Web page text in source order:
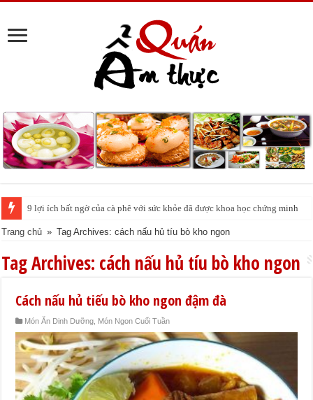
9 lợi ích bất ngờ của cà phê với sức khỏe đã được khoa học chứng minh
Trang chủ » Tag Archives: cách nấu hủ tíu bò kho ngon
Tag Archives: cách nấu hủ tíu bò kho ngon
Cách nấu hủ tiếu bò kho ngon đậm đà
Món Ăn Dinh Dưỡng Món Ngon Cuối Tuần